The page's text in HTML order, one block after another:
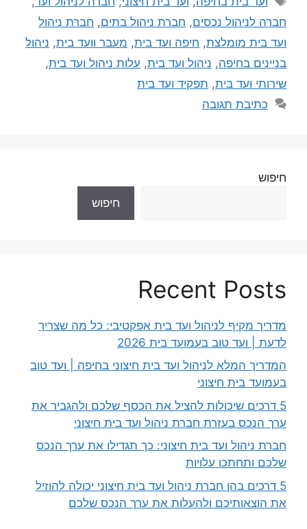
חברה לניהול נכסים, חברת ניהול בתים, חברת ניהול
ועד בית מומלצת, חיפה ועד בית, מעבר וועד בית, ניהול
בניינים בחיפה, ניהול ועד בית, עלות ניהול ועד בית,
שירותי ועד בית, תפקיד ועד בית
כתיבת תגובה
חיפוש
חיפוש
Recent Posts
מדריך מקיף לניהול ועד בית אפקטיבי: כל מה שצריך
לדעת | ועד טוב בעמועד בית 2026
המדריך המלא לניהול ועד בית חיצוני בחיפה | ועד טוב
בעמועד בית חיצוני
5 דרכים שיכולות להציל את הכסף שלכם ולהגביר את
ערך הנכס בעזרת חברת ניהול ועד בית חיצוני
חברת ניהול ועד בית חיצוני: כך תגדילו את ערך הנכס
שלכם ותחתכו עלויות
5 דרכים בהן חברת ניהול ועד בית חיצוני יכולה להוזיל
את הוצאותיכם ולהעלות את ערך הנכס שלכם